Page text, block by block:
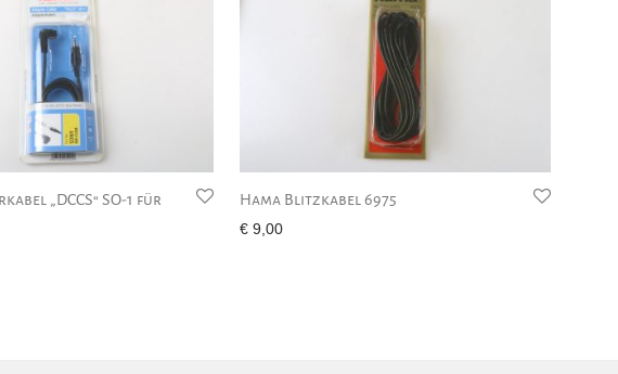
„DCCS“ SO-1 für
Hama Blitzkabel 6975
€ 9,00